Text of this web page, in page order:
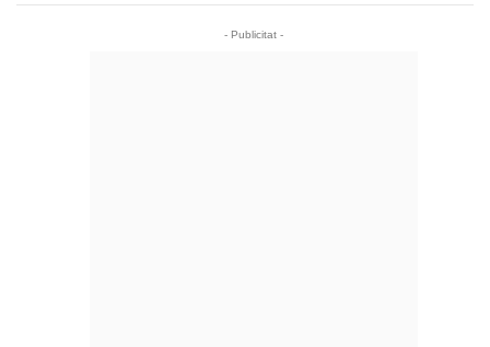
- Publicitat -